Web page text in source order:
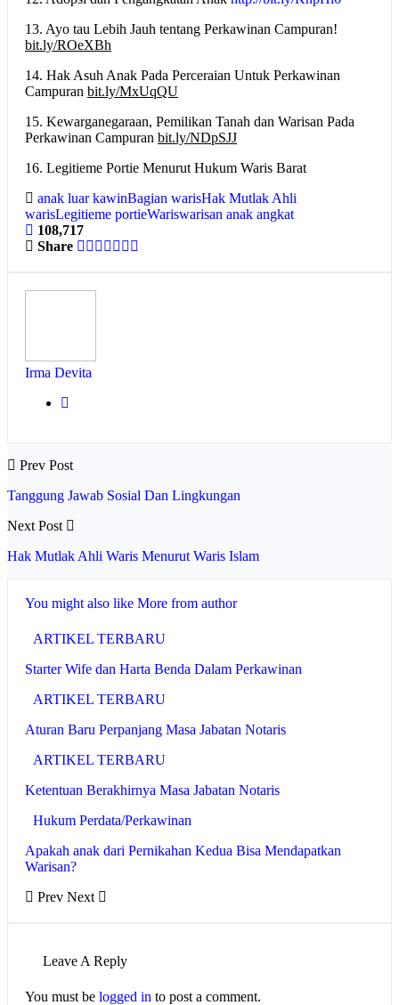
13. Ayo tau Lebih Jauh tentang Perkawinan Campuran!
bit.ly/ROeXBh
14. Hak Asuh Anak Pada Perceraian Untuk Perkawinan
Campuran bit.ly/MxUqQU
15. Kewarganegaraan, Pemilikan Tanah dan Warisan Pada
Perkawinan Campuran bit.ly/NDpSJJ
16. Legitieme Portie Menurut Hukum Waris Barat
anak luar kawinBagian warisHak Mutlak Ahli
warisLegitieme portieWariswarisan anak angkat
108,717
Share
Irma Devita
Prev Post
Tanggung Jawab Sosial Dan Lingkungan
Next Post
Hak Mutlak Ahli Waris Menurut Waris Islam
You might also like More from author
ARTIKEL TERBARU
Starter Wife dan Harta Benda Dalam Perkawinan
ARTIKEL TERBARU
Aturan Baru Perpanjang Masa Jabatan Notaris
ARTIKEL TERBARU
Ketentuan Berakhirnya Masa Jabatan Notaris
Hukum Perdata/Perkawinan
Apakah anak dari Pernikahan Kedua Bisa Mendapatkan
Warisan?
Prev Next
Leave A Reply
You must be logged in to post a comment.